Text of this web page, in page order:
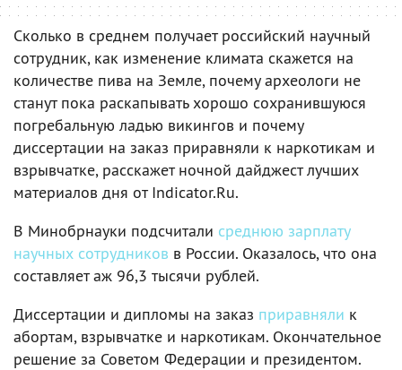
Сколько в среднем получает российский научный
сотрудник, как изменение климата скажется на
количестве пива на Земле, почему археологи не
станут пока раскапывать хорошо сохранившуюся
погребальную ладью викингов и почему
диссертации на заказ приравняли к наркотикам и
взрывчатке, расскажет ночной дайджест лучших
материалов дня от Indicator.Ru.
В Минобрнауки подсчитали среднюю зарплату
научных сотрудников в России. Оказалось, что она
составляет аж 96,3 тысячи рублей.
Диссертации и дипломы на заказ приравняли к
абортам, взрывчатке и наркотикам. Окончательное
решение за Советом Федерации и президентом.